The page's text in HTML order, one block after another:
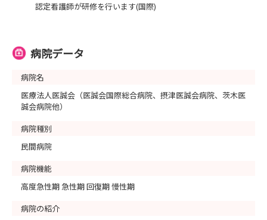
認定看護師が研修を行います(国際)
病院データ
病院名
医療法人医誠会（医誠会国際総合病院、摂津医誠会病院、茨木医
誠会病院他）
病院種別
民間病院
病院機能
高度急性期 急性期 回復期 慢性期
病院の紹介